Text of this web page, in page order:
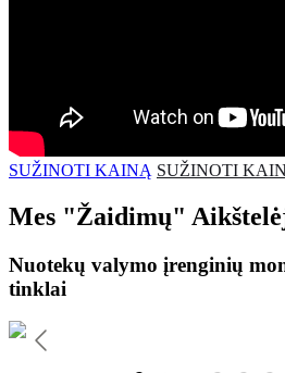
SUŽINOTI KAINĄ SUŽINOTI
Mes "Žaidimų"
Nuotekų valymo įrenginių
tinklai